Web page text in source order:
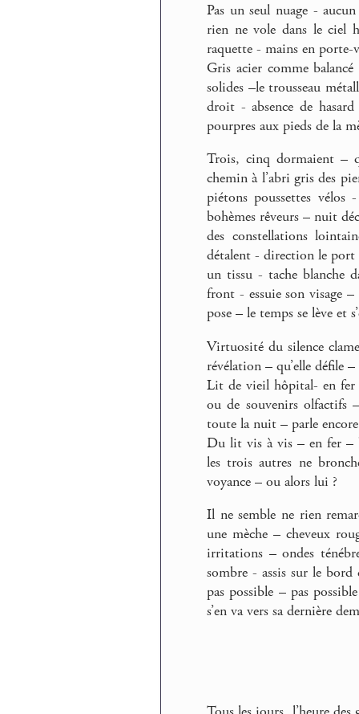
Pas un seul nuage -
rien ne vole dans le ciel
raquette - mains en porte-
Gris acier comme
solides –le trousseau
droit - absence de
pourpres aux pieds de la
Trois, cinq dormaient –
chemin à l’abri gris des
piétons poussettes
bohèmes rêveurs – nuit
des constellations
détalent - direction le port
un tissu - tache blanche
front - essuie son visage
pose – le temps se lève et
Virtuosité du silence
révélation – qu’elle défile
Lit de vieil hôpital- en fer
ou de souvenirs olfactifs
toute la nuit – parle
Du lit vis à vis – en fer –
les trois autres ne
voyance – ou alors lui ?
Il ne semble ne rien
une mèche – cheveux
irritations – ondes
sombre - assis sur le
pas possible – pas
s’en va vers sa dernière